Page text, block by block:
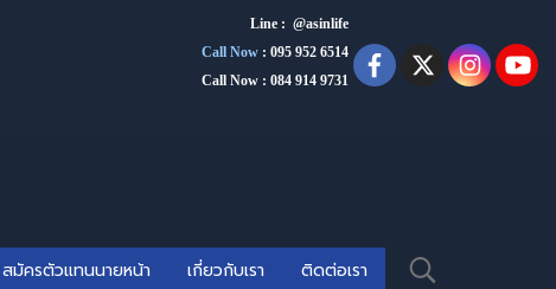
Line : @asinlife
Call Now : 095 952 6514
Call Now : 084 914 9731
สมัครตัวแทนนายหน้า เกี่ยวกับเรา ติดต่อเรา